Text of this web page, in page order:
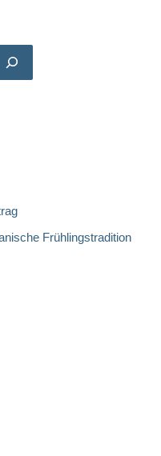
Frühlingstradition